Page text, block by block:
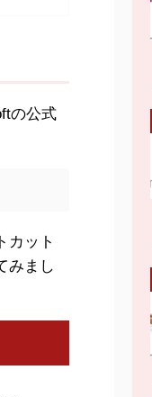
の公式
カット
みまし